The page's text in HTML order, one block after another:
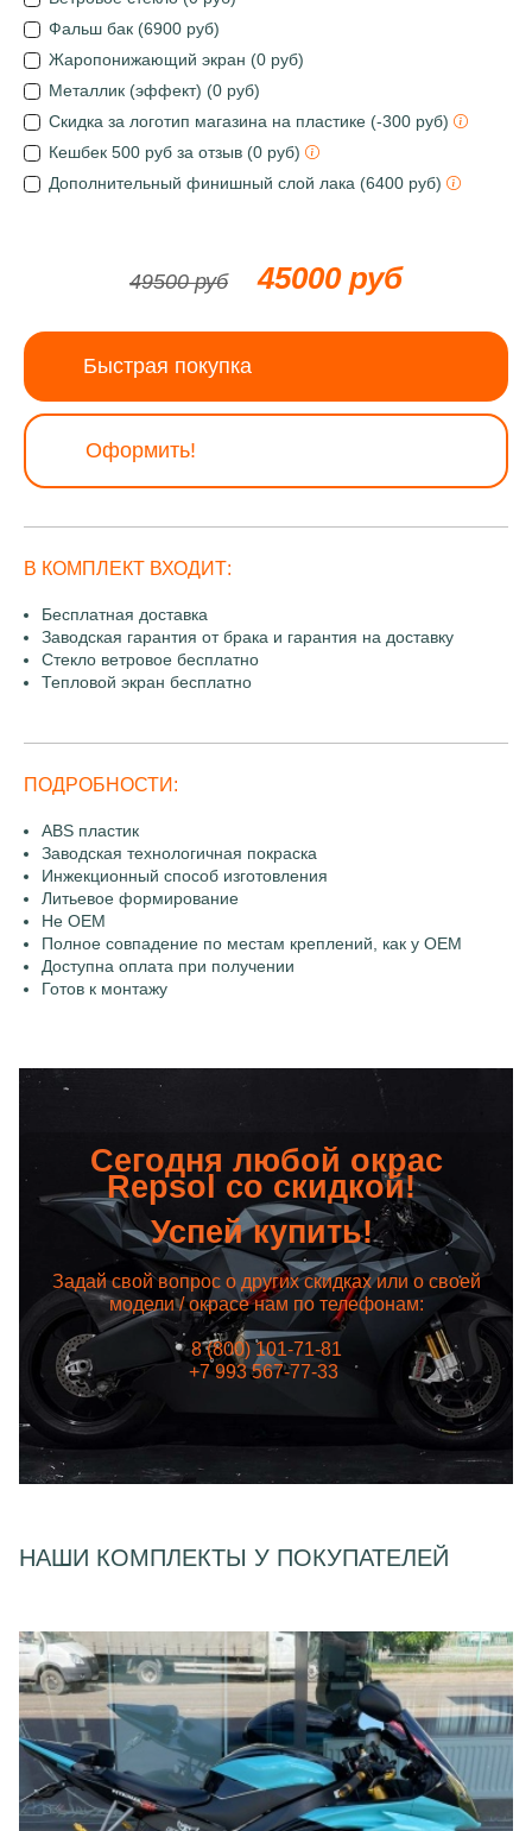
Фальш бак (6900 руб)
Жаропонижающий экран (0 руб)
Металлик (эффект) (0 руб)
Скидка за логотип магазина на пластике (-300 руб)
Кешбек 500 руб за отзыв (0 руб)
Дополнительный финишный слой лака (6400 руб)
49500 руб 45000 руб
Быстрая покупка
Оформить!
В КОМПЛЕКТ ВХОДИТ:
Бесплатная доставка
Заводская гарантия от брака и гарантия на доставку
Стекло ветровое бесплатно
Тепловой экран бесплатно
ПОДРОБНОСТИ:
ABS пластик
Заводская технологичная покраска
Инжекционный способ изготовления
Литьевое формирование
Не OEM
Полное совпадение по местам креплений, как у OEM
Доступна оплата при получении
Готов к монтажу
Сегодня любой окрас
Repsol со скидкой!
Успей купить!
Задай свой вопрос о других скидках или о своей
модели / окрасе нам по телефонам:
8 (800) 101-71-81
+7 993 567-77-33
НАШИ КОМПЛЕКТЫ У ПОКУПАТЕЛЕЙ